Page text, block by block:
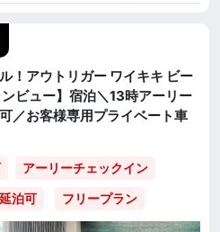
！アウトリガー ワイキキ ビー
ビュー】宿泊＼13時アーリー
／お客様専用プライベート車
アーリーチェックイン
延泊可 フリープラン